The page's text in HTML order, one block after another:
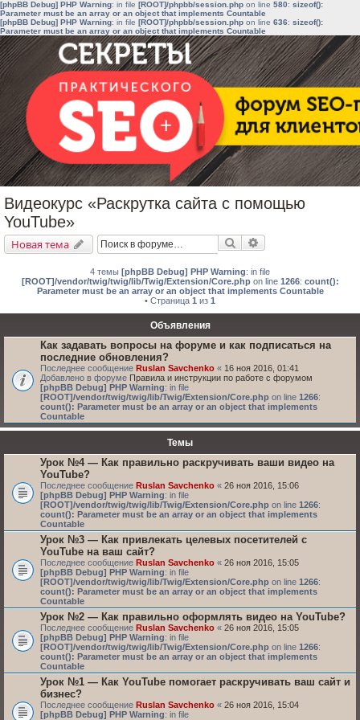
[phpBB Debug] PHP Warning: in file [ROOT]/phpbb/session.php on line 580: sizeof():
Parameter must be an array or an object that implements Countable
[phpBB Debug] PHP Warning: in file [ROOT]/phpbb/session.php on line 636: sizeof():
Parameter must be an array or an object that implements Countable
Видеокурс «Раскрутка сайта с помощью
YouTube»
Новая тема Поиск
4 темы [phpBB Debug] PHP Warning: in file
[ROOT]/vendor/twig/twig/lib/Twig/Extension/Core.phpon line 1266: count():
Parameter must be an array or an object that implements Countable
• Страница 1 из 1
Объявления
Как задавать вопросы на форуме и как подписаться на
последние обновления?
Последнее сообщение Ruslan Savchenko « 16 ноя 2016, 01:41
Добавлено в форуме Правила и инструкции по работе с форумом
[phpBB Debug] PHP Warning: in file
[ROOT]/vendor/twig/twig/lib/Twig/Extension/Core.php on line 1266:
count(): Parameter must be an array or an object that implements
Countable
Темы
Урок №4 — Как правильно раскручивать ваши видео на
YouTube?
Последнее сообщение Ruslan Savchenko « 26 ноя 2016, 15:06
[phpBB Debug] PHP Warning: in file
[ROOT]/vendor/twig/twig/lib/Twig/Extension/Core.php on line 1266:
count(): Parameter must be an array or an object that implements
Countable
Урок №3 — Как привлекать целевых посетителей с
YouTube на ваш сайт?
Последнее сообщение Ruslan Savchenko « 26 ноя 2016, 15:05
[phpBB Debug] PHP Warning: in file
[ROOT]/vendor/twig/twig/lib/Twig/Extension/Core.php on line 1266:
count(): Parameter must be an array or an object that implements
Countable
Урок №2 — Как правильно оформлять видео на YouTube?
Последнее сообщение Ruslan Savchenko « 26 ноя 2016, 15:05
[phpBB Debug] PHP Warning: in file
[ROOT]/vendor/twig/twig/lib/Twig/Extension/Core.php on line 1266:
count(): Parameter must be an array or an object that implements
Countable
Урок №1 — Как YouTube помогает раскручивать ваш сайт и
бизнес?
Последнее сообщение Ruslan Savchenko « 26 ноя 2016, 15:04
[phpBB Debug] PHP Warning: in file